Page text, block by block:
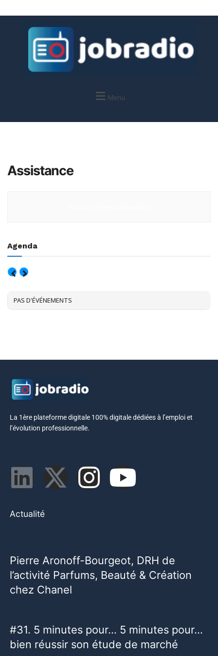
Menu
Assistance
Agenda
PAS D'ÉVÉNEMENTS
La 1ère plateforme digitale 100% digitale dédiées à l’emploi et
l’évolution professionnelle.
Actualité
Pierre Aronoff-Bourgeot, DRH de
l’activité Parfums, Beauté & Création
chez Chanel
#31. 5 minutes pour… 5 minutes pour…
bien réussir son étude de marché